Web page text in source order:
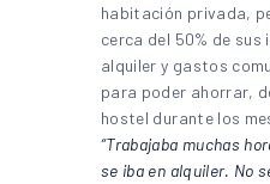
habitación privada,
cerca del 50% de sus
alquiler y gastos
para poder ahorrar,
hostel durante los
“Trabajaba muchas
se iba en alquiler. No